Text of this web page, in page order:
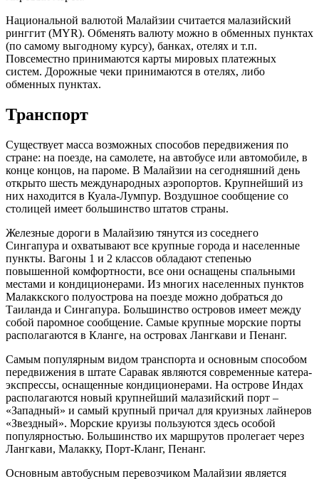
Национальной валютой Малайзии считается малазийский
ринггит (MYR). Обменять валюту можно в обменных пунктах
(по самому выгодному курсу), банках, отелях и т.п.
Повсеместно принимаются карты мировых платежных
систем. Дорожные чеки принимаются в отелях, либо
обменных пунктах.
Транспорт
Существует масса возможных способов передвижения по
стране: на поезде, на самолете, на автобусе или автомобиле, в
конце концов, на пароме. В Малайзии на сегодняшний день
открыто шесть международных аэропортов. Крупнейший из
них находится в Куала-Лумпур. Воздушное сообщение со
столицей имеет большинство штатов страны.
Железные дороги в Малайзию тянутся из соседнего
Сингапура и охватывают все крупные города и населенные
пункты. Вагоны 1 и 2 классов обладают степенью
повышенной комфортности, все они оснащены спальными
местами и кондиционерами. Из многих населенных пунктов
Малаккского полуострова на поезде можно добраться до
Таиланда и Сингапура. Большинство островов имеет между
собой паромное сообщение. Самые крупные морские порты
располагаются в Кланге, на островах Лангкави и Пенанг.
Самым популярным видом транспорта и основным способом
передвижения в штате Саравак являются современные катера-
экспрессы, оснащенные кондиционерами. На острове Индах
располагаются новый крупнейший малазийский порт –
«Западный» и самый крупный причал для круизных лайнеров
«Звездный». Морские круизы пользуются здесь особой
популярностью. Большинство их маршрутов пролегает через
Лангкави, Малакку, Порт-Кланг, Пенанг.
Основным автобусным перевозчиком Малайзии является